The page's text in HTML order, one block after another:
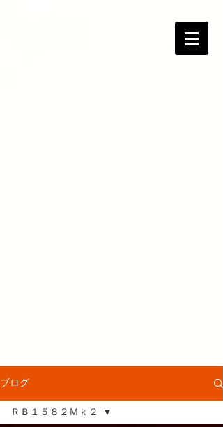
ブログ
ＲＢ１５８２Ｍｋ２